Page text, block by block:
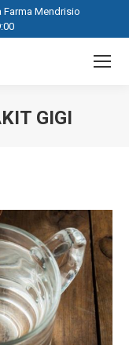
Farma Mendrisio
GIGI